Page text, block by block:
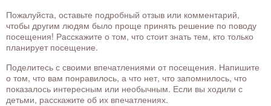
Пожалуйста, оставьте подробный отзыв или комментарий,
чтобы другим людям было проще принять решение по поводу
посещения! Расскажите о том, что стоит знать тем, кто только
планирует посещение.
Поделитесь с своими впечатлениями от посещения. Напишите
о том, что вам понравилось, а что нет, что запомнилось, что
показалось интересным или необычным. Если вы ходили с
детьми, расскажите об их впечатлениях.